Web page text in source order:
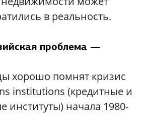
в реальность.
проблема —
хорошо помнят кризис
institutions (кредитные и
институты) начала 1980-